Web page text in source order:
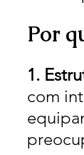
Por
1.
com